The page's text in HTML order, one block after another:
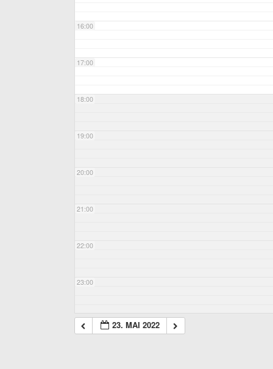
16:00
17:00
18:00
19:00
20:00
21:00
22:00
23:00
23. MAI 2022